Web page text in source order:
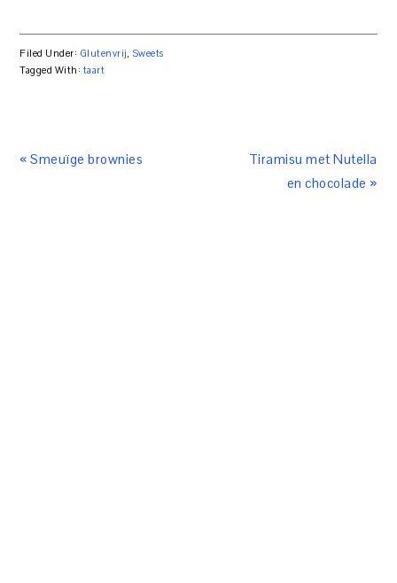
Filed Under: Glutenvrij, Sweets
Tagged With: taart
« Smeuïge brownies
Tiramisu met Nutella
en chocolade »